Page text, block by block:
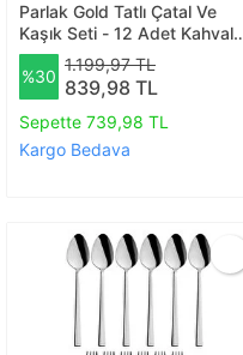
Parlak Gold Tatlı Çatal Ve
Kaşık Seti - 12 Adet Kahvaltı
Pasta Tatlı Çatal Kaşık Seti
Kutulu Set
%30
1.199,97 TL
839,98 TL
Sepette 739,98 TL
Kargo Bedava